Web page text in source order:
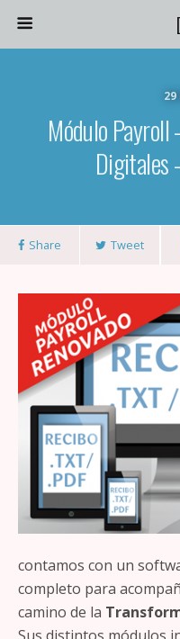
29
Módulo Payroll
Digitales
Share Tweet
contamos con un
completo para
camino de la